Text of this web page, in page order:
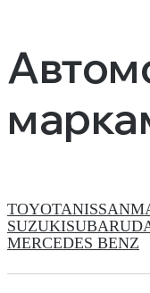
TOYOTANISSAN
SUZUKISUBARU
MERCEDES BENZ